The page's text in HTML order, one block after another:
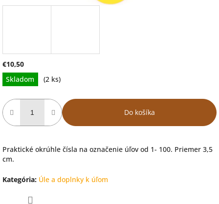
€10,50
Jednotková
cena:
Skladom (2 ks)
Do košíka
Praktické okrúhle čísla na označenie úľov od 1- 100. Priemer 3,5
cm.
Kategória: Úle a doplnky k úľom